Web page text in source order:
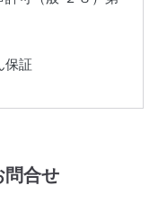
保証
合せ